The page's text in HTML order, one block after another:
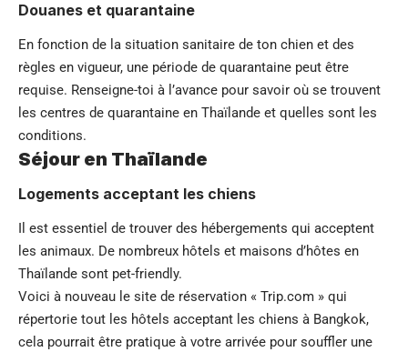
Douanes et quarantaine
En fonction de la situation sanitaire de ton chien et des
règles en vigueur, une période de quarantaine peut être
requise. Renseigne-toi à l’avance pour savoir où se trouvent
les centres de quarantaine en Thaïlande et quelles sont les
conditions.
Séjour en Thaïlande
Logements acceptant les chiens
Il est essentiel de trouver des hébergements qui acceptent
les animaux. De nombreux hôtels et maisons d’hôtes en
Thaïlande sont pet-friendly.
Voici à nouveau le site de réservation « Trip.com » qui
répertorie tout les hôtels acceptant les chiens à Bangkok,
cela pourrait être pratique à votre arrivée pour souffler une